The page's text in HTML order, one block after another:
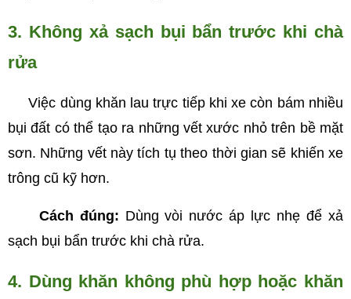
3. Không xả sạch bụi bẩn trước khi chà
rửa
Việc dùng khăn lau trực tiếp khi xe còn bám nhiều
bụi đất có thể tạo ra những vết xước nhỏ trên bề mặt
sơn. Những vết này tích tụ theo thời gian sẽ khiến xe
trông cũ kỹ hơn.
Cách đúng: Dùng vòi nước áp lực nhẹ để xả
sạch bụi bẩn trước khi chà rửa.
4. Dùng khăn không phù hợp hoặc khăn